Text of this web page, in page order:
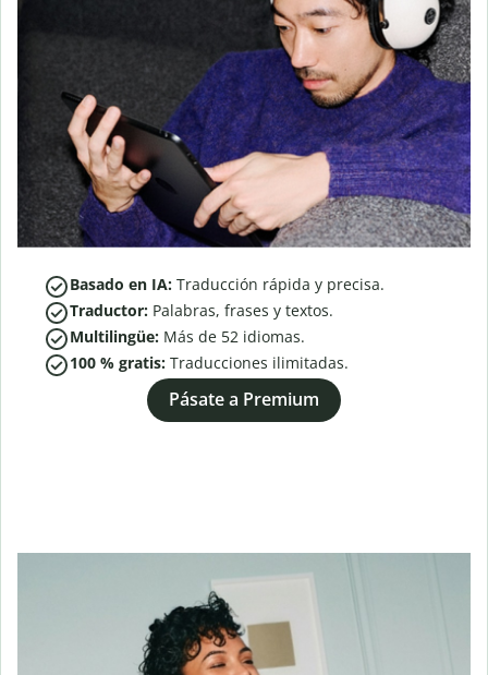
Basado en IA: Traducción rápida y precisa.
Traductor: Palabras, frases y textos.
Multilingüe: Más de 52 idiomas.
100 % gratis: Traducciones ilimitadas.
Pásate a Premium